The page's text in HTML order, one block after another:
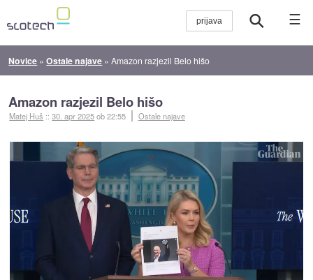
☰
Novice »Ostale najave »Amazon razjezil Belo hišo
Amazon razjezil Belo hišo
Matej Huš ::30. apr 2025ob 22:55 Ostale najave